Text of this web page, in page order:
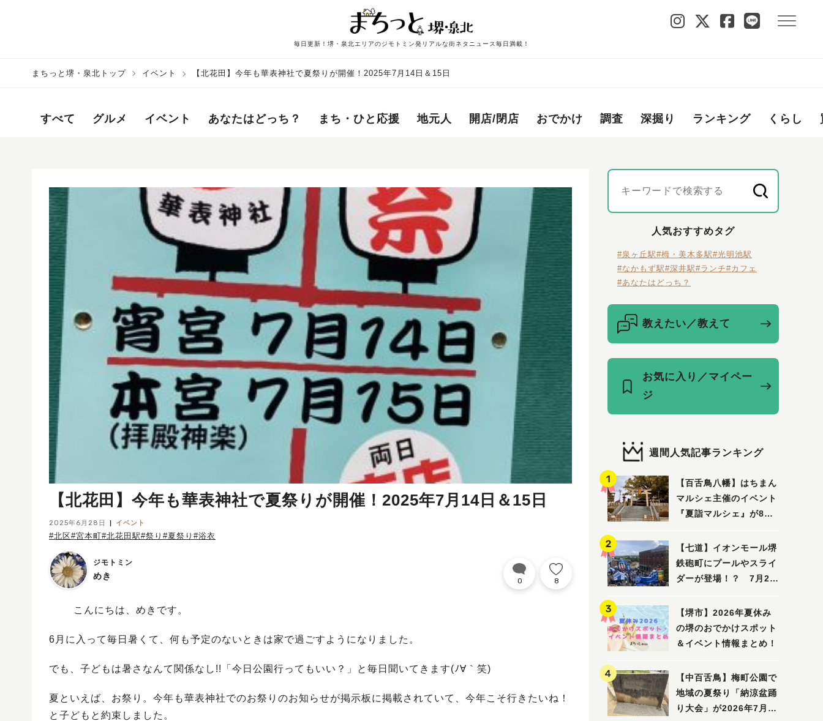
毎日更新！堺・泉北エリアのジモトミン発リアルな街ネタニュース毎日満載！
まちっと堺・泉北トップ イベント 【北花田】今年も華表神社で夏祭りが開催！2025年7月14日＆15日
すべて グルメ イベント あなたはどっち？ まち・ひと応援 地元人 開店/閉店 おでかけ 調査 深掘り ランキング くらし
【北花田】今年も華表神社で夏祭りが開催！2025年7月14日＆15日
2025年6月28日 イベント
#北区#宮本町#北花田駅#祭り #夏祭り #浴衣
ジモトミン
めき 0 8
こんにちは、めきです。
6月に入って毎日暑くて、何も予定のないときは家で過ごすようになりました。
でも、子どもは暑さなんて関係なし!!「今日公園行ってもいい？」と毎日聞いてきます(ﾉ∀｀笑)
夏といえば、お祭り。今年も華表神社でのお祭りのお知らせが掲示板に掲載されていて、今年こそ行きたいね！
と子どもと約束しました。
人気おすすめタグ
#泉ヶ丘駅#栂・美木多駅#光明池駅
#なかもず駅#深井駅#ランチ#カフェ
#あなたはどっち？
教えたい／教えて
お気に入り／マイペー
ジ
週間人気記事ランキング
【百舌鳥八幡】はちまん
マルシェ主催のイベント
『夏詣マルシェ』が8月2
【七道】イオンモール堺
鉄砲町にプールやスライ
ダーが登場！？ 7月25
「赤レンガ広場 Kid's
Water PARK 2026」が
開催
【堺市】2026年夏休み
の堺のおでかけスポット
＆イベント情報まとめ！
【中百舌鳥】梅町公園で
地域の夏祭り「納涼盆踊
り大会」が2026年7月26